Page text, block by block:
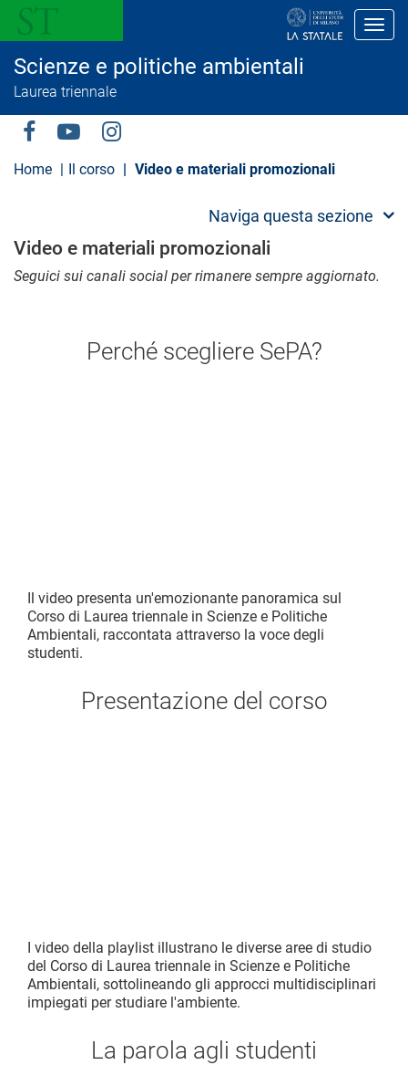
l
c
Scienze e politiche ambientali
Laurea triennale
Social
Menu
Home Il corso Video e materiali promozionali
Naviga questa sezione
Video e materiali promozionali
Seguici sui canali social per rimanere sempre aggiornato.
Perché scegliere SePA?
Il video presenta un'emozionante panoramica sul
Corso di Laurea triennale in Scienze e Politiche
Ambientali, raccontata attraverso la voce degli
studenti.
Presentazione del corso
I video della playlist illustrano le diverse aree di studio
del Corso di Laurea triennale in Scienze e Politiche
Ambientali, sottolineando gli approcci multidisciplinari
impiegati per studiare l'ambiente.
La parola agli studenti